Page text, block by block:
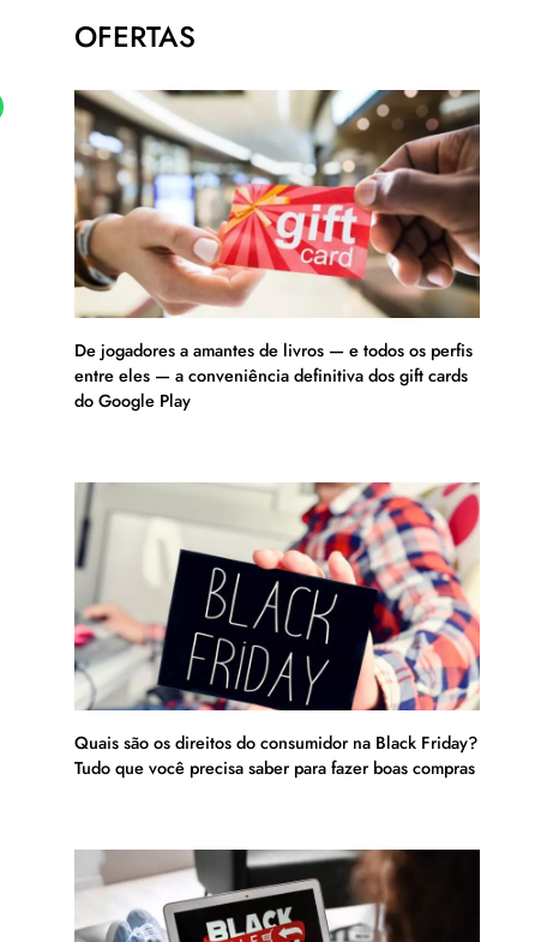
OFERTAS
De jogadores a amantes de livros — e todos os perfis
entre eles — a conveniência definitiva dos gift cards
do Google Play
Quais são os direitos do consumidor na Black Friday?
Tudo que você precisa saber para fazer boas compras